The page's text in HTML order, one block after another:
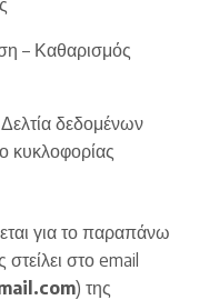
– Καθαρισμός
δεδομένων
κυκλοφορίας
για το παραπάνω
στο email
) της